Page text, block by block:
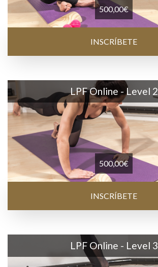
500,00€
INSCRÍBETE
LPF Online - Level 2
500,00€
INSCRÍBETE
LPF Online - Level 3